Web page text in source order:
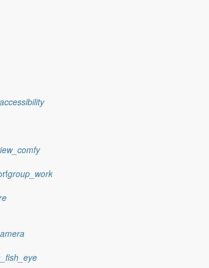
accessibility
group_work